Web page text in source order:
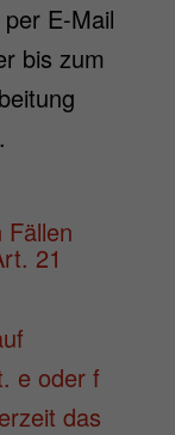
E-Mail
bis zum
Fällen
21
e oder f
das